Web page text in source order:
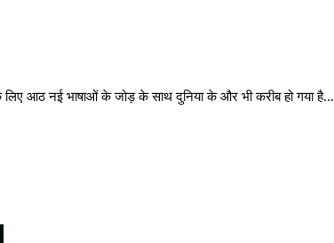
आठ नई भाषाओं के जोड़ के साथ दुनिया के और भी करीब हो गया है...